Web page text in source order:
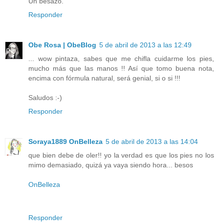
Responder
Obe Rosa | ObeBlog 5 de abril de 2013 a las 12:49
... wow pintaza, sabes que me chifla cuidarme los pies,
mucho más que las manos !! Así que tomo buena nota,
encima con fórmula natural, será genial, si o si !!!
Saludos :-)
Responder
Soraya1889 OnBelleza 5 de abril de 2013 a las 14:04
que bien debe de oler!! yo la verdad es que los pies no los
mimo demasiado, quizá ya vaya siendo hora... besos
OnBelleza
Responder